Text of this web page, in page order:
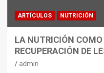
ARTÍCULOS NUTRICIÓN
LA NUTRICIÓN
RECUPERACIÓN DE
admin